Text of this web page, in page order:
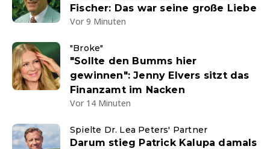
Fischer: Das war seine große Liebe
Vor 9 Minuten
"Broke"
"Sollte den Bumms hier
gewinnen": Jenny Elvers sitzt das
Finanzamt im Nacken
Vor 14 Minuten
Spielte Dr. Lea Peters' Partner
Darum stieg Patrick Kalupa damals